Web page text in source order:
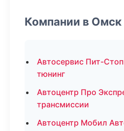
Компании в Омск
Автосервис Пит-
тюнинг
Автоцентр Про
трансмиссии
Автоцентр Мобил